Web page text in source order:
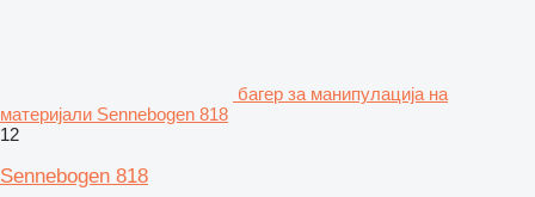
багер за манипулација на
материјали Sennebogen 818
12
Sennebogen 818